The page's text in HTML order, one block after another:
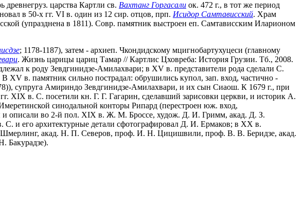
царства Картли св. Вахтанг Горгасали ок. 472 г., в тот же период
в 50-х гг. VI в. один из 12 сир. отцов, прп. Исидор Самтависский. Храм
(упразднена в 1811). Совр. памятник выстроен еп. Самтависским Иларионом
; 1178-1187), затем - архиеп. Чкондидскому мцигнобартухуцеси (главному
. Жизнь царицы цариц Тамар // Картлис Цховреба: История Грузии. Тб., 2008.
к роду Зевдгинидзе-Амилахвари; в XV в. представители рода сделали С.
в. памятник сильно пострадал: обрушились купол, зап. вход, частично -
супруга Амириндо Зевдгинидзе-Амилахвари, и их сын Сиаош. К 1679 г., при
XIX в. С. посетили кн. Г. Г. Гагарин, сделавший зарисовки церкви, и историк А.
синодальной конторы Рипард (перестроен юж. вход,
и описали во 2-й пол. XIX в. Ж. М. Броссе, худож. Д. И. Гримм, акад. Д. З.
и его архитектурные детали сфотографировал Д. И. Ермаков; в XX в.
акад. Н. П. Северов, проф. И. Н. Цицишвили, проф. В. В. Беридзе, акад.
Бакурадзе).